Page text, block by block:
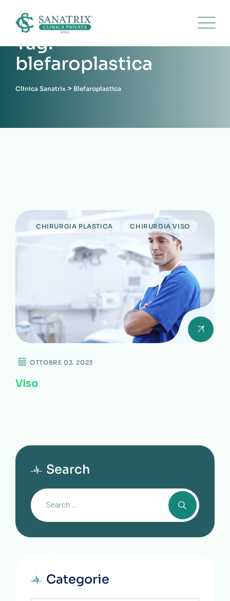
content
Tag:
blefaroplastica
Clinica Sanatrix > Blefaroplastica
CHIRURGIA PLASTICA CHIRURGIA VISO
OTTOBRE 03. 2023
Viso
Search
Categorie